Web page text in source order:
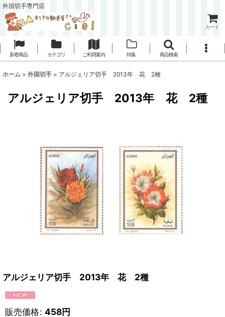
外国切手専門店
カート
新着商品 カテゴリ ご利用案内 特集 商品検索
ホーム > 外国切手 > アルジェリア切手 2013年 花 2種
アルジェリア切手 2013年 花 2種
アルジェリア切手 2013年 花 2種
販売価格: 458円